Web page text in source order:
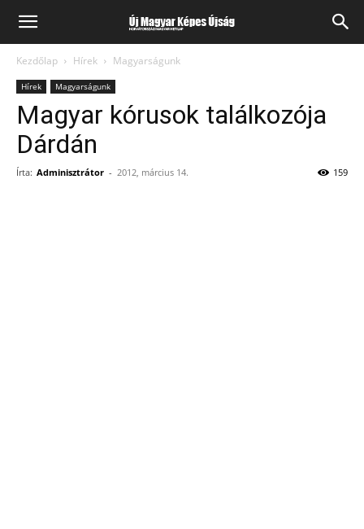
Kezdőlap Hírek Magyarságunk
Hírek Magyarságunk
Magyar kórusok találkozója
Dárdán
Írta: Adminisztrátor - 2012, március 14. 159